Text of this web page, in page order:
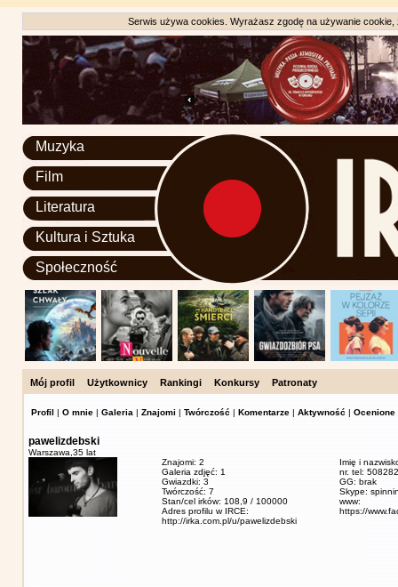
Serwis używa cookies. Wyrażasz zgodę na używanie
Muzyka
Film
Literatura
Kultura i Sztuka
Społeczność
Mój profil Użytkownicy Rankingi Konkursy Patronaty
Profil | O mnie | Galeria | Znajomi | Twórczość | Komentarze | Aktywność | Ocenione
pawelizdebski
Warszawa, 35 lat
Znajomi: 2
Galeria zdjęć: 1
Gwiazdki: 3
Twórczość: 7
Stan/cel irków: 108,9 / 100000
Adres profilu w IRCE:
http://irka.com.pl/u/pawelizdebski
Imię i
nr. tel:
GG: brak
Skype:
www:
https://